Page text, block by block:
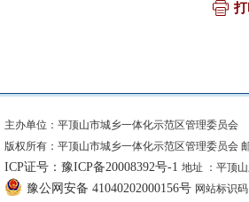
主办单位：平顶山市城乡一体化示范区管理委员会
版权所有：平顶山市城乡一体化示范区管理委员会
ICP证号：豫ICP备20008392号-1 地址 ：平顶
豫公网安备 41040202000156号 网站标识码